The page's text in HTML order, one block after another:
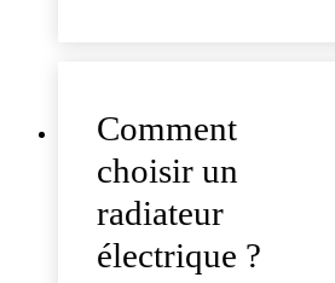
Comment
choisir un
radiateur
électrique ?